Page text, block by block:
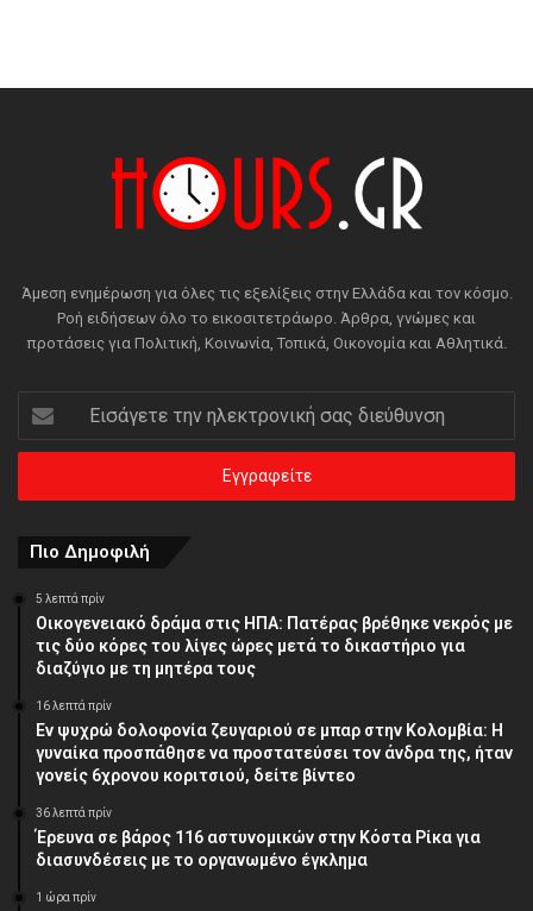
Άμεση ενημέρωση για όλες τις εξελίξεις στην Ελλάδα και τον κόσμο.
Ροή ειδήσεων όλο το εικοσιτετράωρο. Άρθρα, γνώμες και
προτάσεις για Πολιτική, Κοινωνία, Τοπικά, Οικονομία και Αθλητικά.
Εισάγετε
την
ηλεκτρονική
διεύθυνση
Πιο Δημοφιλή
5 λεπτά πρίν
Οικογενειακό δράμα στις ΗΠΑ: Πατέρας βρέθηκε νεκρός με
τις δύο κόρες του λίγες ώρες μετά το δικαστήριο για
διαζύγιο με τη μητέρα τους
16 λεπτά πρίν
Εν ψυχρώ δολοφονία ζευγαριού σε μπαρ στην Κολομβία: Η
γυναίκα προσπάθησε να προστατεύσει τον άνδρα της, ήταν
γονείς 6χρονου κοριτσιού, δείτε βίντεο
36 λεπτά πρίν
Έρευνα σε βάρος 116 αστυνομικών στην Κόστα Ρίκα για
διασυνδέσεις με το οργανωμένο έγκλημα
1 ώρα πρίν